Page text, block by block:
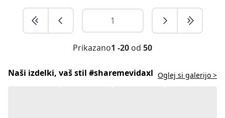
Prikazano1 -20 od 50
Naši izdelki, vaš stil #sharemevidaxl Oglej si galerijo >